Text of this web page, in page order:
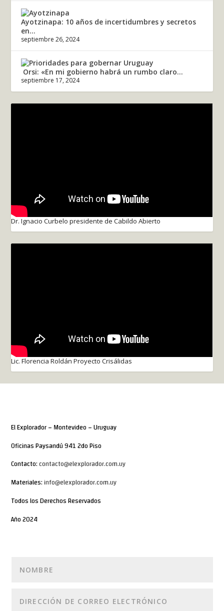
Ayotzinapa: 10 años de incertidumbres y secretos
en...
septiembre 26, 2024
Orsi: «En mi gobierno habrá un rumbo claro...
septiembre 17, 2024
Dr. Ignacio Curbelo presidente de Cabildo Abierto
Lic. Florencia Roldán Proyecto Crisálidas
El Explorador – Montevideo – Uruguay
Oficinas Paysandú 941 2do Piso
Contacto:contacto@elexplorador.com.uy
Materiales:info@elexplorador.com.uy
Todos los Derechos Reservados
Año 2024